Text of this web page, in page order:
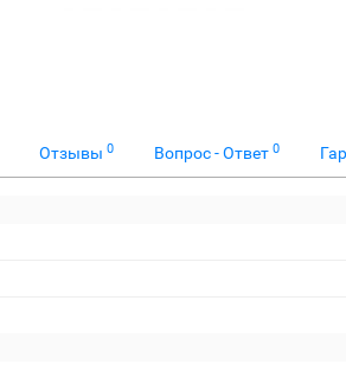
Отзывы 0 Вопрос - Ответ 0